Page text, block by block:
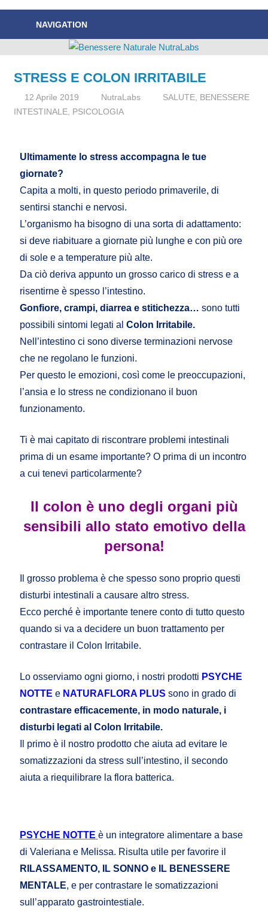
Naturale
NutraLabs
Nuove
sul
Benessere
Naturale!
NAVIGATION
STRESS E COLON IRRITABILE
12 Aprile 2019 NutraLabs SALUTE, BENESSERE
INTESTINALE, PSICOLOGIA
Ultimamente lo stress accompagna le tue
giornate?
Capita a molti, in questo periodo primaverile, di
sentirsi stanchi e nervosi.
L’organismo ha bisogno di una sorta di adattamento:
si deve riabituare a giornate più lunghe e con più ore
di sole e a temperature più alte.
Da ciò deriva appunto un grosso carico di stress e a
risentirne è spesso l’intestino.
Gonfiore, crampi, diarrea e stitichezza… sono tutti
possibili sintomi legati al Colon Irritabile.
Nell’intestino ci sono diverse terminazioni nervose
che ne regolano le funzioni.
Per questo le emozioni, così come le preoccupazioni,
l’ansia e lo stress ne condizionano il buon
funzionamento.
Ti è mai capitato di riscontrare problemi intestinali
prima di un esame importante? O prima di un incontro
a cui tenevi particolarmente?
Il colon è uno degli organi più
sensibili allo stato emotivo della
persona!
Il grosso problema è che spesso sono proprio questi
disturbi intestinali a causare altro stress.
Ecco perché è importante tenere conto di tutto questo
quando si va a decidere un buon trattamento per
contrastare il Colon Irritabile.
Lo osserviamo ogni giorno, i nostri prodotti PSYCHE
NOTTE e NATURAFLORA PLUS sono in grado di
contrastare efficacemente, in modo naturale, i
disturbi legati al Colon Irritabile.
Il primo è il nostro prodotto che aiuta ad evitare le
somatizzazioni da stress sull’intestino, il secondo
aiuta a riequilibrare la flora batterica.
PSYCHE NOTTE è un integratore alimentare a base
di Valeriana e Melissa. Risulta utile per favorire il
RILASSAMENTO, IL SONNO e IL BENESSERE
MENTALE, e per contrastare le somatizzazioni
sull’apparato gastrointestiale.